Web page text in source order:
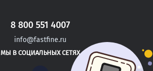
САНКТ-ПЕТЕРБУРГ
ВЛАДИМИР
ОРЕЛ
8 800 551 4007
info@fastfine.ru
МЫ В СОЦИАЛЬНЫХ СЕТЯХ